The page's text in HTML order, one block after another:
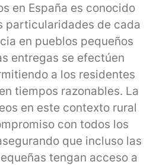
en España es conocido
particularidades de cada
en pueblos pequeños
entregas se efectúen
a los residentes
tiempos razonables. La
en este contexto rural
con todos los
que incluso las
tengan acceso a